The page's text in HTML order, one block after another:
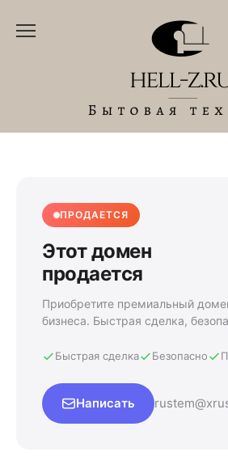
ПРОДАЕТСЯ
Этот домен
продается
Приобретите премиальный
бизнеса. Быстрая сделка,
Быстрая сделка Безопасно
Написать